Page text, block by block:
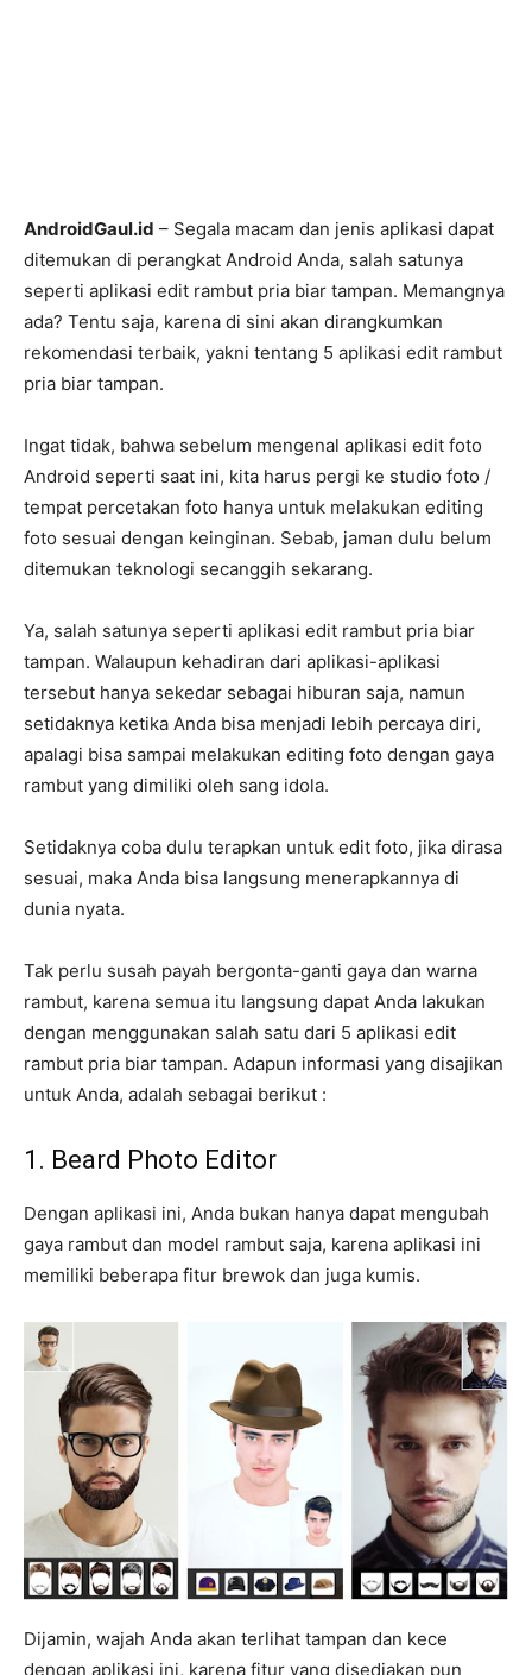
AndroidGaul.id – Segala macam dan jenis aplikasi dapat
ditemukan di perangkat Android Anda, salah satunya
seperti aplikasi edit rambut pria biar tampan. Memangnya
ada? Tentu saja, karena di sini akan dirangkumkan
rekomendasi terbaik, yakni tentang 5 aplikasi edit rambut
pria biar tampan.
Ingat tidak, bahwa sebelum mengenal aplikasi edit foto
Android seperti saat ini, kita harus pergi ke studio foto /
tempat percetakan foto hanya untuk melakukan editing
foto sesuai dengan keinginan. Sebab, jaman dulu belum
ditemukan teknologi secanggih sekarang.
Ya, salah satunya seperti aplikasi edit rambut pria biar
tampan. Walaupun kehadiran dari aplikasi-aplikasi
tersebut hanya sekedar sebagai hiburan saja, namun
setidaknya ketika Anda bisa menjadi lebih percaya diri,
apalagi bisa sampai melakukan editing foto dengan gaya
rambut yang dimiliki oleh sang idola.
Setidaknya coba dulu terapkan untuk edit foto, jika dirasa
sesuai, maka Anda bisa langsung menerapkannya di
dunia nyata.
Tak perlu susah payah bergonta-ganti gaya dan warna
rambut, karena semua itu langsung dapat Anda lakukan
dengan menggunakan salah satu dari 5 aplikasi edit
rambut pria biar tampan. Adapun informasi yang disajikan
untuk Anda, adalah sebagai berikut :
1. Beard Photo Editor
Dengan aplikasi ini, Anda bukan hanya dapat mengubah
gaya rambut dan model rambut saja, karena aplikasi ini
memiliki beberapa fitur brewok dan juga kumis.
Dijamin, wajah Anda akan terlihat tampan dan kece
dengan aplikasi ini, karena fitur yang disediakan pun